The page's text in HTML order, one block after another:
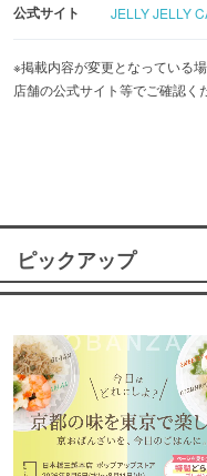
公式サイト JELLY JELLY
※掲載内容が変更となっている
店舗の公式サイト等でご確認く
ピックアップ